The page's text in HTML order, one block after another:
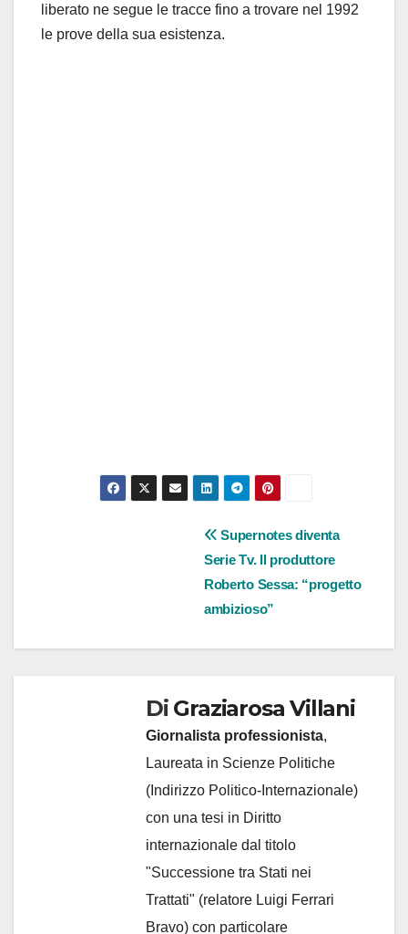
liberato ne segue le tracce fino a trovare nel 1992
le prove della sua esistenza.
Navigazione
Supernotes diventa
Serie Tv. Il produttore
Roberto Sessa: “progetto
ambizioso”
Di Graziarosa Villani
Giornalista professionista,
Laureata in Scienze Politiche
(Indirizzo Politico-Internazionale)
con una tesi in Diritto
internazionale dal titolo
"Successione tra Stati nei
Trattati" (relatore Luigi Ferrari
Bravo) con particolare